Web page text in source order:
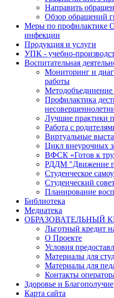
Направить
Обзор обращений
Меры по профилактике
инфекции
Продукция и услуги
УПК - учебно-
Воспитательная
Мониторинг и
работы
Методобъединение
Профилактика
Лучшие практики
Работа с
Виртуальные
Цикл внеурочных
ВФСК «Готов к
РДДМ "Движение
Студенческое
Студенческий
Планирование
Библиотека
Медиатека
ОБРАЗОВАТЕЛЬНЫЙ
Льготный кредит
О Проекте
Условия
Материалы для
Материалы для
Контакты
Здоровье и Благополучие
Карта сайта